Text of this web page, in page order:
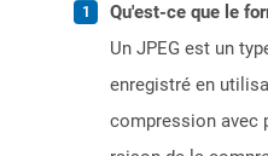
Qu'est-ce que le
Un JPEG est un
enregistré en
compression avec